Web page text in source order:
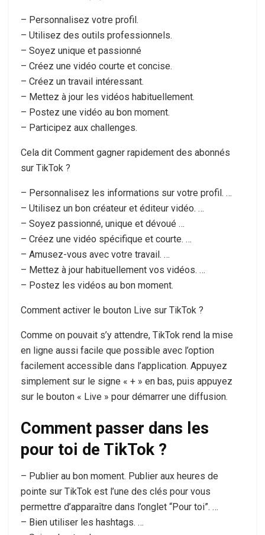
– Personnalisez votre profil.
– Utilisez des outils professionnels.
– Soyez unique et passionné
– Créez une vidéo courte et concise.
– Créez un travail intéressant.
– Mettez à jour les vidéos habituellement.
– Postez une vidéo au bon moment.
– Participez aux challenges.
Cela dit Comment gagner rapidement des abonnés
sur TikTok ?
– Personnalisez les informations sur votre profil. …
– Utilisez un bon créateur et éditeur vidéo. …
– Soyez passionné, unique et dévoué …
– Créez une vidéo spécifique et courte. …
– Amusez-vous avec votre travail. …
– Mettez à jour habituellement vos vidéos. …
– Postez les vidéos au bon moment.
Comment activer le bouton Live sur TikTok ?
Comme on pouvait s’y attendre, TikTok rend la mise
en ligne aussi facile que possible avec l’option
facilement accessible dans l’application. Appuyez
simplement sur le signe « + » en bas, puis appuyez
sur le bouton « Live » pour démarrer une diffusion.
Comment passer dans les
pour toi de TikTok ?
– Publier au bon moment. Publier aux heures de
pointe sur TikTok est l’une des clés pour vous
permettre d’apparaître dans l’onglet “Pour toi”. …
– Bien utiliser les hashtags. …